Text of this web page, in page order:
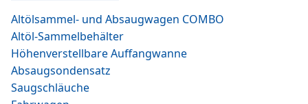
Altölsammel- und Absaugwagen COMBO
Altöl-Sammelbehälter
Höhenverstellbare Auffangwanne
Absaugsondensatz
Saugschläuche